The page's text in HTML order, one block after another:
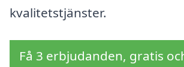
kvalitetstjänster.
Få 3 erbjudanden, gratis